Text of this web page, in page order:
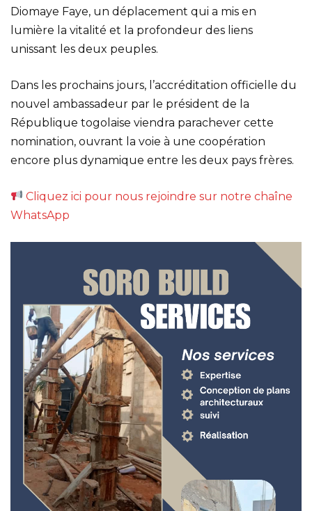
Diomaye Faye, un déplacement qui a mis en
lumière la vitalité et la profondeur des liens
unissant les deux peuples.
Dans les prochains jours, l’accréditation officielle du
nouvel ambassadeur par le président de la
République togolaise viendra parachever cette
nomination, ouvrant la voie à une coopération
encore plus dynamique entre les deux pays frères.
Cliquez ici pour nous rejoindre sur notre chaîne
WhatsApp